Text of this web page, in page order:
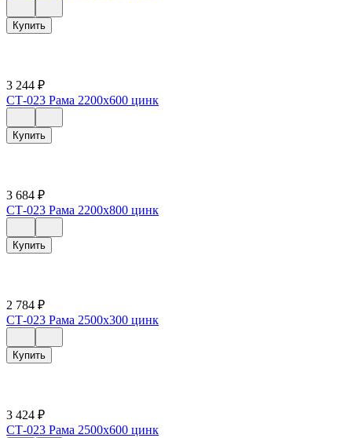
Купить
3 244 ₽
СТ-023 Рама 2200х600 цинк
Купить
3 684 ₽
СТ-023 Рама 2200х800 цинк
Купить
2 784 ₽
СТ-023 Рама 2500х300 цинк
Купить
3 424 ₽
СТ-023 Рама 2500х600 цинк